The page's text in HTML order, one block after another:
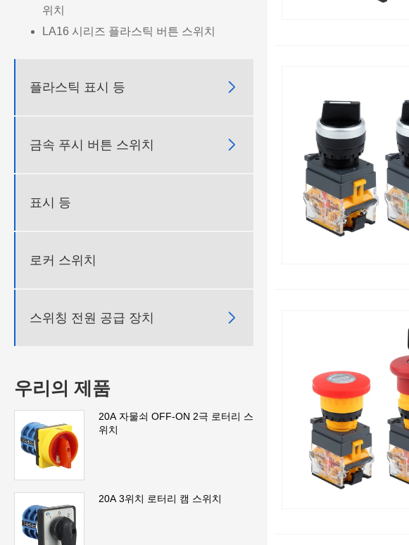
위치
LA16 시리즈 플라스틱 버튼 스위치
플라스틱 표시 등 
금속 푸시 버튼 스위치 
표시 등
로커 스위치
스위칭 전원 공급 장치 
우리의 제품
20A 자물쇠 OFF-ON 2극 로터리 스
위치
20A 3위치 로터리 캠 스위치